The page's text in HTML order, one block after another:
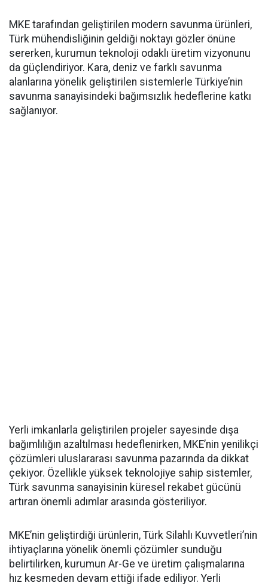
MKE tarafından geliştirilen modern savunma ürünleri,
Türk mühendisliğinin geldiği noktayı gözler önüne
sererken, kurumun teknoloji odaklı üretim vizyonunu
da güçlendiriyor. Kara, deniz ve farklı savunma
alanlarına yönelik geliştirilen sistemlerle Türkiye’nin
savunma sanayisindeki bağımsızlık hedeflerine katkı
sağlanıyor.
Yerli imkanlarla geliştirilen projeler sayesinde dışa
bağımlılığın azaltılması hedeflenirken, MKE’nin yenilikçi
çözümleri uluslararası savunma pazarında da dikkat
çekiyor. Özellikle yüksek teknolojiye sahip sistemler,
Türk savunma sanayisinin küresel rekabet gücünü
artıran önemli adımlar arasında gösteriliyor.
MKE’nin geliştirdiği ürünlerin, Türk Silahlı Kuvvetleri’nin
ihtiyaçlarına yönelik önemli çözümler sunduğu
belirtilirken, kurumun Ar-Ge ve üretim çalışmalarına
hız kesmeden devam ettiği ifade ediliyor. Yerli